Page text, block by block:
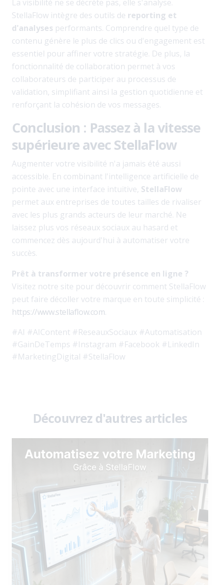
La visibilité ne se décrète pas, elle s'analyse.
StellaFlow intègre des outils de reporting et
d'analyses performants. Comprendre quel type de
contenu génère le plus de clics ou d'engagement est
essentiel pour affiner votre stratégie. De plus, la
fonctionnalité de collaboration permet à vos
collaborateurs de participer au processus de
validation, simplifiant ainsi la gestion quotidienne et
renforçant la cohésion de vos messages.
Conclusion : Passez à la vitesse
supérieure avec StellaFlow
Augmenter votre visibilité n'a jamais été aussi
accessible. En combinant l'intelligence artificielle de
pointe avec une interface intuitive, StellaFlow
permet aux entreprises de toutes tailles de rivaliser
avec les plus grands acteurs de leur marché. Ne
laissez plus vos réseaux sociaux au hasard et
commencez dès aujourd'hui à automatiser votre
succès.
Prêt à transformer votre présence en ligne ?
Visitez notre site pour découvrir comment StellaFlow
peut faire décoller votre marque en toute simplicité :
https://www.stellaflow.com.
#AI #AIContent #ReseauxSociaux #Automatisation
#GainDeTemps #Instagram #Facebook #LinkedIn
#MarketingDigital #StellaFlow
Découvrez d'autres articles